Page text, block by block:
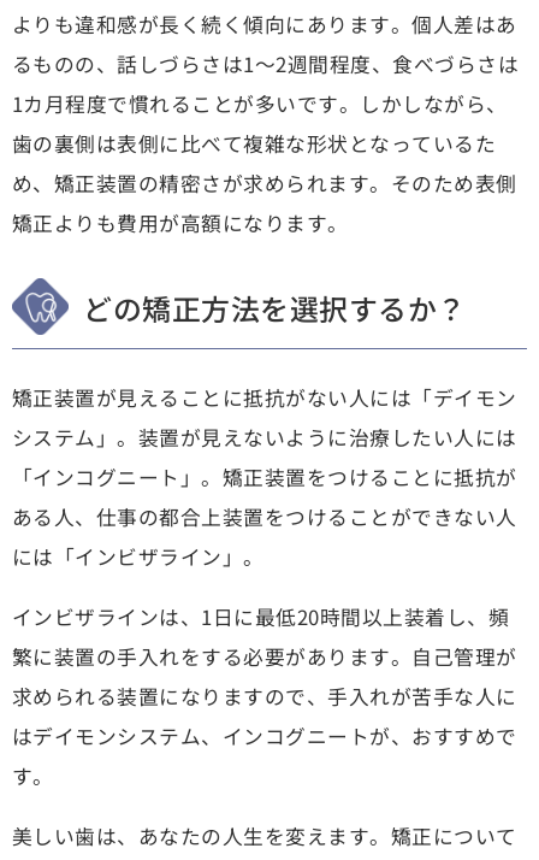
よりも違和感が長く続く傾向にあります。個人差はあ
るものの、話しづらさは1～2週間程度、食べづらさは
1カ月程度で慣れることが多いです。しかしながら、
歯の裏側は表側に比べて複雑な形状となっているた
め、矯正装置の精密さが求められます。そのため表側
矯正よりも費用が高額になります。
どの矯正方法を選択するか？
矯正装置が見えることに抵抗がない人には「デイモン
システム」。装置が見えないように治療したい人には
「インコグニート」。矯正装置をつけることに抵抗が
ある人、仕事の都合上装置をつけることができない人
には「インビザライン」。
インビザラインは、1日に最低20時間以上装着し、頻
繁に装置の手入れをする必要があります。自己管理が
求められる装置になりますので、手入れが苦手な人に
はデイモンシステム、インコグニートが、おすすめで
す。
美しい歯は、あなたの人生を変えます。矯正について